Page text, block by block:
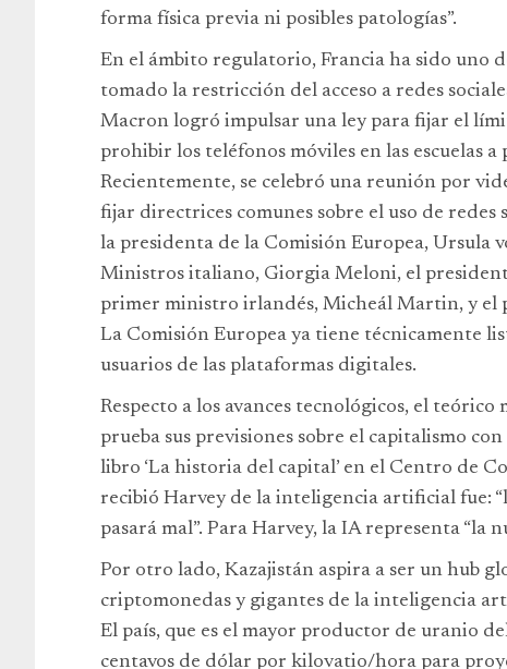
forma física previa ni posibles patologías”.
En el ámbito regulatorio, Francia ha sido uno
tomado la restricción del acceso a redes
Macron logró impulsar una ley para fijar el
prohibir los teléfonos móviles en las escuelas
Recientemente, se celebró una reunión por
fijar directrices comunes sobre el uso de
la presidenta de la Comisión Europea, Ursula
Ministros italiano, Giorgia Meloni, el
primer ministro irlandés, Micheál Martin, y
La Comisión Europea ya tiene técnicamente
usuarios de las plataformas digitales.
Respecto a los avances tecnológicos, el
prueba sus previsiones sobre el capitalismo
libro ‘La historia del capital’ en el Centro de
recibió Harvey de la inteligencia artificial fue:
pasará mal”. Para Harvey, la IA representa “la
Por otro lado, Kazajistán aspira a ser un hub
criptomonedas y gigantes de la inteligencia
El país, que es el mayor productor de uranio
centavos de dólar por kilovatio/hora para